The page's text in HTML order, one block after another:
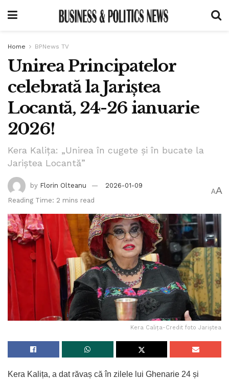
Home BPNews TV
Unirea Principatelor
celebrată la Jariștea
Locantă, 24-26 ianuarie
2026!
Kera Kalița: „Unirea în cugete și în bucate la
Jariștea Locantă”
by Florin Olteanu
2026-01-09
Reading Time: 2 mins read
AA
Kera Calița-Credit foto Jariștea
Kera Kalița, a dat răvaș că în zilele lui Ghenarie 24 și